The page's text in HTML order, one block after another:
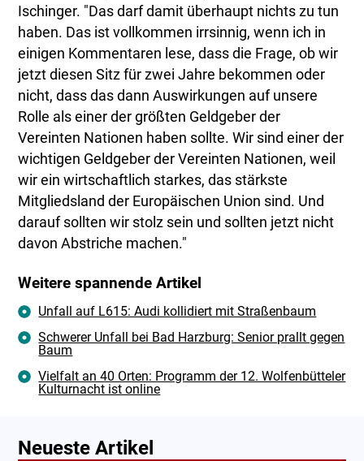
Ischinger. "Das darf damit überhaupt nichts zu tun
haben. Das ist vollkommen irrsinnig, wenn ich in
einigen Kommentaren lese, dass die Frage, ob wir
jetzt diesen Sitz für zwei Jahre bekommen oder
nicht, dass das dann Auswirkungen auf unsere
Rolle als einer der größten Geldgeber der
Vereinten Nationen haben sollte. Wir sind einer der
wichtigen Geldgeber der Vereinten Nationen, weil
wir ein wirtschaftlich starkes, das stärkste
Mitgliedsland der Europäischen Union sind. Und
darauf sollten wir stolz sein und sollten jetzt nicht
davon Abstriche machen."
Weitere spannende Artikel
Unfall auf L615: Audi kollidiert mit Straßenbaum
Schwerer Unfall bei Bad Harzburg: Senior prallt gegen
Baum
Vielfalt an 40 Orten: Programm der 12. Wolfenbütteler
Kulturnacht ist online
Neueste Artikel